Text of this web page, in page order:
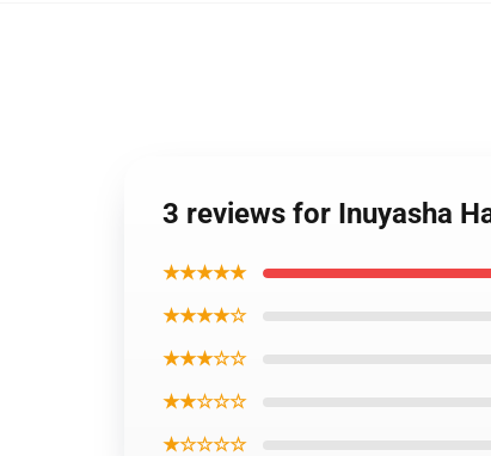
3 reviews for Inuyasha
★★★★★
★★★★☆
★★★☆☆
★★☆☆☆
★☆☆☆☆